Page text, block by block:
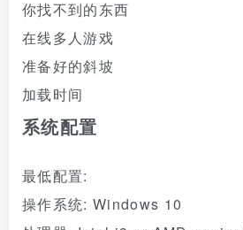
你找不到的东西
在线多人游戏
准备好的斜坡
加载时间
系统配置
最低配置:
操作系统: Windows 10